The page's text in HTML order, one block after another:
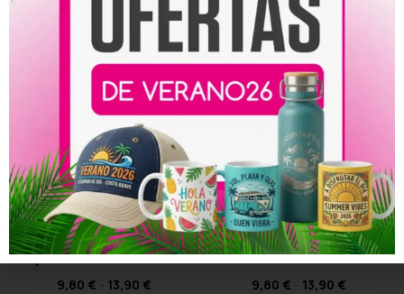
Camiseta You’re the
Monica of this family –
Especial Día de la Madre
9,80 € 13,90 €
Camiseta Mamá Siempre
Tiene la Razón – Especial
Día de la Madre
9,80 € 13,90 €